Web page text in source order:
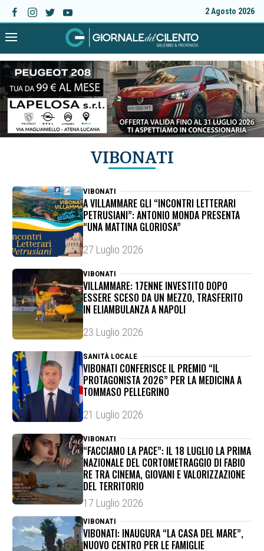
2 Agosto 2026
VIBONATI
VIBONATI
A VILLAMMARE GLI “INCONTRI LETTERARI
PETRUSIANI”: ANTONIO MONDA PRESENTA
“UNA MATTINA GLORIOSA”
27 Luglio 2026
VIBONATI
VILLAMMARE: 17ENNE INVESTITO DOPO
ESSERE SCESO DA UN MEZZO, TRASFERITO
IN ELIAMBULANZA A NAPOLI
23 Luglio 2026
SANITÀ LOCALE
VIBONATI CONFERISCE IL PREMIO “IL
PROTAGONISTA 2026” PER LA MEDICINA A
TOMMASO PELLEGRINO
21 Luglio 2026
VIBONATI
“FACCIAMO LA PACE”: IL 18 LUGLIO LA PRIMA
NAZIONALE DEL CORTOMETRAGGIO DI FABIO
RE TRA CINEMA, GIOVANI E VALORIZZAZIONE
DEL TERRITORIO
17 Luglio 2026
VIBONATI
VIBONATI: INAUGURA “LA CASA DEL MARE”,
NUOVO CENTRO PER LE FAMIGLIE